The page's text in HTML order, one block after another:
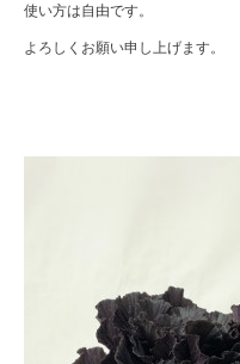
使い方は自由です。
よろしくお願い申し上げます。